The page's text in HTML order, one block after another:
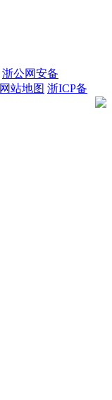
浙公网安备
网站地图 浙ICP备